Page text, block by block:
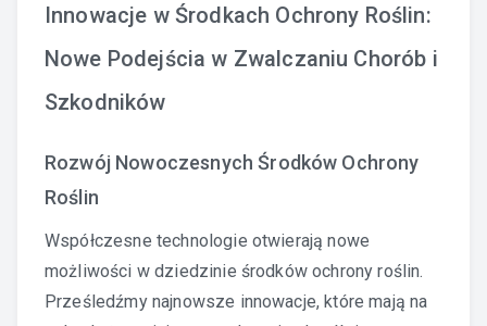
Innowacje w Środkach Ochrony Roślin:
Nowe Podejścia w Zwalczaniu Chorób i
Szkodników
Rozwój Nowoczesnych Środków Ochrony
Roślin
Współczesne technologie otwierają nowe
możliwości w dziedzinie środków ochrony roślin.
Prześledźmy najnowsze innowacje, które mają na